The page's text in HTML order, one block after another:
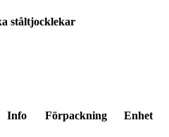
ståltjocklekar
Info Förpackning Enhet